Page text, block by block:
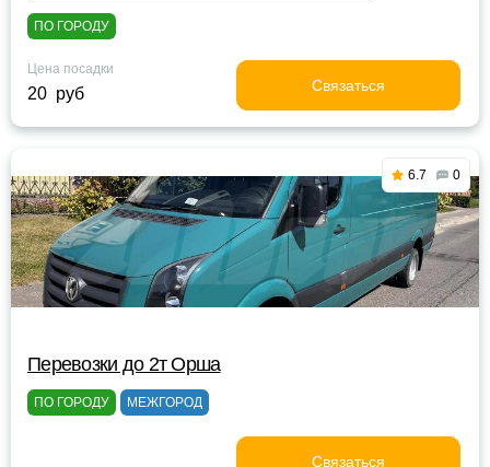
ПО ГОРОДУ
Цена посадки
20 руб Связаться
6.7 0
Перевозки до 2т Орша
ПО ГОРОДУ МЕЖГОРОД
Связаться